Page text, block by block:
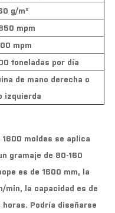
g/m²
mpm
mpm
toneladas por día
de mano derecha o
izquierda
moldes se aplica
gramaje de 80-160
es de 1600 mm, la
min, la capacidad es de
Podría diseñarse